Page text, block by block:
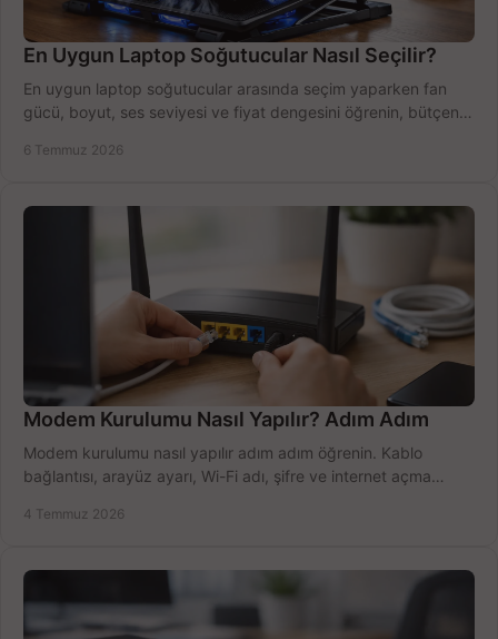
En Uygun Laptop Soğutucular Nasıl Seçilir?
En uygun laptop soğutucular arasında seçim yaparken fan
gücü, boyut, ses seviyesi ve fiyat dengesini öğrenin, bütçenizi
6 Temmuz 2026
Modem Kurulumu Nasıl Yapılır? Adım Adım
Modem kurulumu nasıl yapılır adım adım öğrenin. Kablo
bağlantısı, arayüz ayarı, Wi-Fi adı, şifre ve internet açma
4 Temmuz 2026